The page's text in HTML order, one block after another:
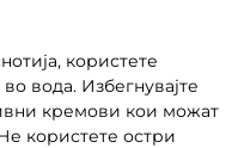
користете
вода. Избегнувајте
кремови кои можат
користете остри